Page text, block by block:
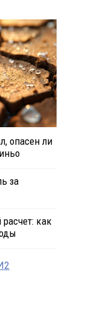
опасен ли
за
как